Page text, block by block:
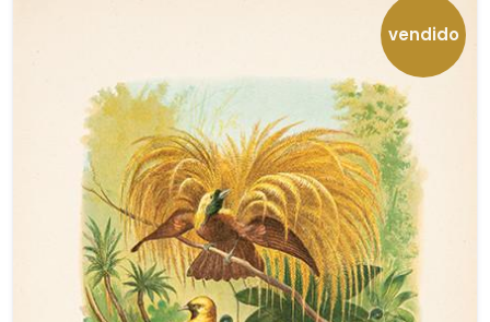
vendido